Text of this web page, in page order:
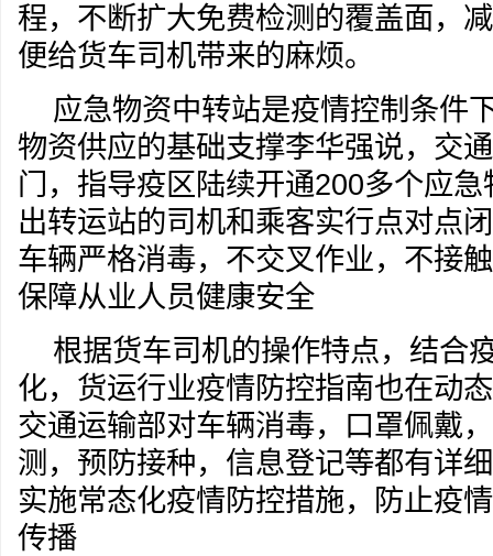
程，不断扩大免费检测的覆盖面，
便给货车司机带来的麻烦。
应急物资中转站是疫情控制条件
物资供应的基础支撑李华强说，交
门，指导疫区陆续开通200多个应
出转运站的司机和乘客实行点对点
车辆严格消毒，不交叉作业，不接
保障从业人员健康安全
根据货车司机的操作特点，结合
化，货运行业疫情防控指南也在动
交通运输部对车辆消毒，口罩佩戴
测，预防接种，信息登记等都有详
实施常态化疫情防控措施，防止疫
传播